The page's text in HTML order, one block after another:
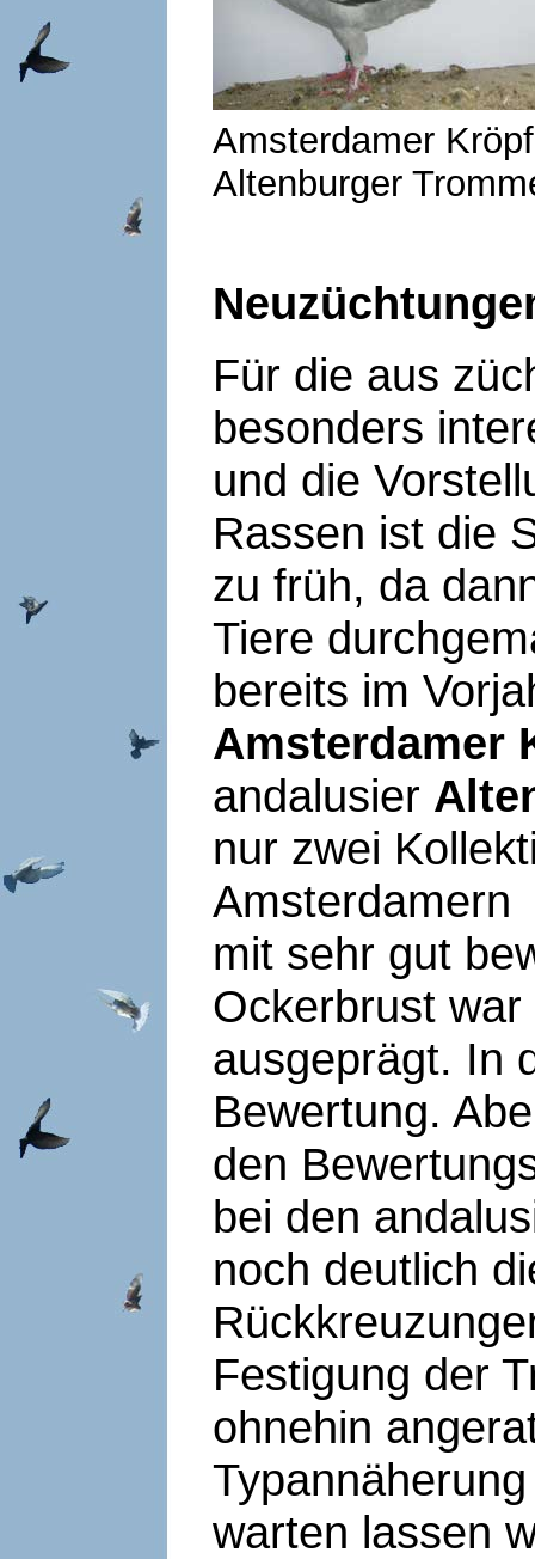
Amsterdamer
Altenburger
Für die aus
besonders
und die
Rassen ist die
zu früh, da
Tiere
bereits im
Amsterdamer
andalusier
nur zwei
Amsterdamern
mit sehr gut
Ockerbrust
ausgeprägt. In
Bewertung.
den
bei den
noch deutlich
Festigung der
ohnehin
warten lassen